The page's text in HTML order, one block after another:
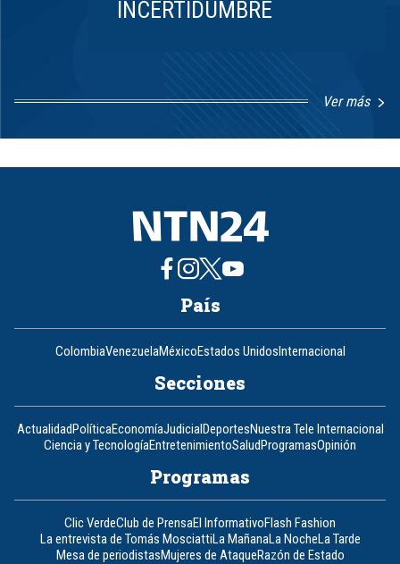
INCERTIDUMBRE
Ver más
8
País
ColombiaVenezuelaMéxicoEstados UnidosInternacional
Secciones
ActualidadPolíticaEconomíaJudicialDeportesNuestra Tele Internacional
Ciencia y TecnologíaEntretenimientoSaludProgramasOpinión
Programas
Clic VerdeClub de PrensaEl InformativoFlash Fashion
La entrevista de Tomás MosciattiLa MañanaLa NocheLa Tarde
Mesa de periodistasMujeres de AtaqueRazón de Estado